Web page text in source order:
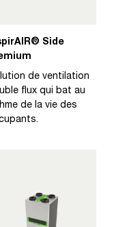
Side
de ventilation
flux qui bat au
de la vie des